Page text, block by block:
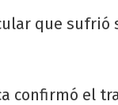
que sufrió
confirmó el